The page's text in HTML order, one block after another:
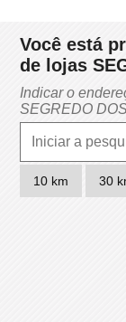
Você está
de lojas
Indicar o
SEGREDO
10 km 30